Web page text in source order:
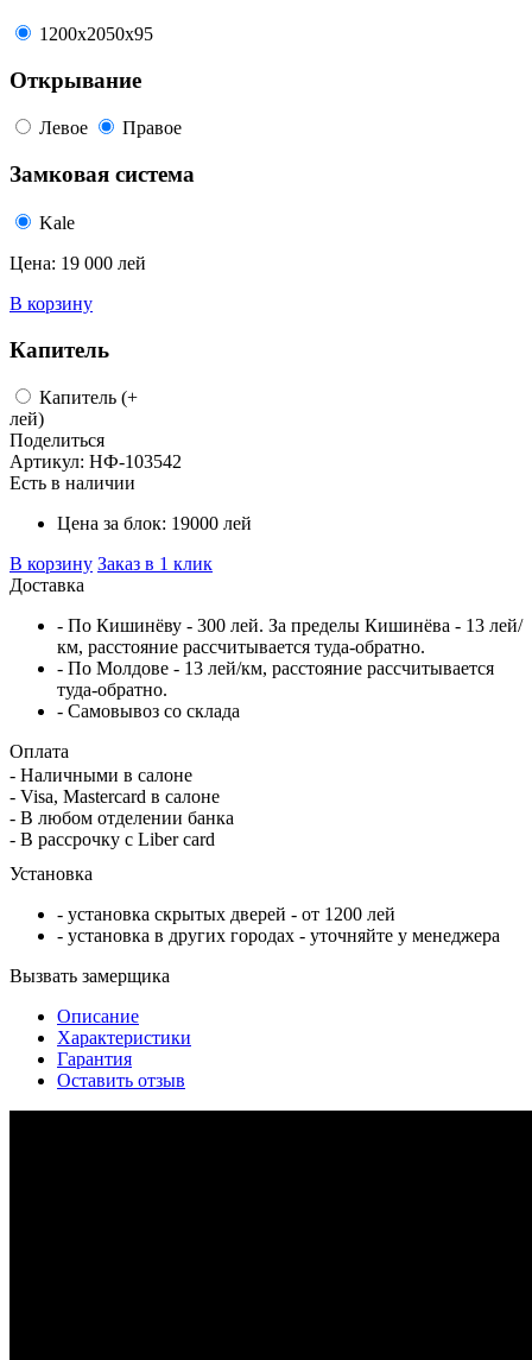
1200х2050х95
Открывание
Левое Правое
Замковая система
Kale
Цена: 19 000 лей
В корзину
Капитель
Капитель (+
лей)
Поделиться
Артикул: НФ-103542
Есть в наличии
Цена за блок: 19000 лей
В корзину Заказ в 1 клик
Доставка
- По Кишинёву - 300 лей. За пределы Кишинёва - 13 лей/
км, расстояние рассчитывается туда-обратно.
- По Молдове - 13 лей/км, расстояние рассчитывается
туда-обратно.
- Самовывоз со склада
Оплата
- Наличными в салоне
- Visa, Mastercard в салоне
- В любом отделении банка
- В рассрочку c Liber card
Установка
- установка скрытых дверей - от 1200 лей
- установка в других городах - уточняйте у менеджера
Вызвать замерщика
Описание
Характеристики
Гарантия
Оставить отзыв